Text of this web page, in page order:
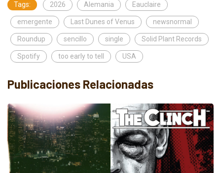
Tags: 2026 Alemania Eauclaire
emergente Last Dunes of Venus newsnormal
Roundup sencillo single Solid Plant Records
Spotify too early to tell USA
Publicaciones Relacionadas